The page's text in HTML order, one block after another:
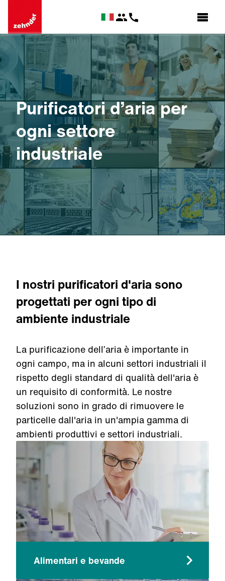
Purificatori d’aria per
ogni settore
industriale
I nostri purificatori d'aria sono
progettati per ogni tipo di
ambiente industriale
La purificazione dell’aria è importante in
ogni campo, ma in alcuni settori industriali il
rispetto degli standard di qualità dell'aria è
un requisito di conformità. Le nostre
soluzioni sono in grado di rimuovere le
particelle dall'aria in un'ampia gamma di
ambienti produttivi e settori industriali.
Alimentari e bevande